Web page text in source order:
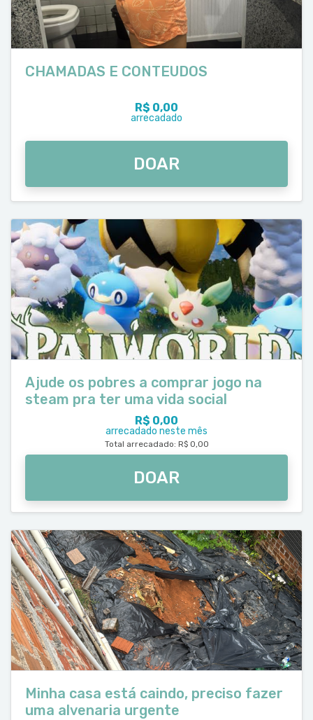
CHAMADAS E CONTEUDOS
R$ 0,00
arrecadado
DOAR
Ajude os pobres a comprar jogo na
steam pra ter uma vida social
R$ 0,00
arrecadado neste mês
Total arrecadado: R$ 0,00
DOAR
Minha casa está caindo, preciso fazer
uma alvenaria urgente